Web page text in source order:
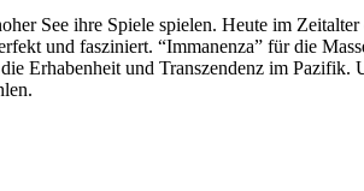
See ihre Spiele spielen. Heute im
und fasziniert. “Immanenza” für die
Erhabenheit und Transzendenz im